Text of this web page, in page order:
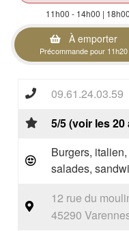
11h00 - 14h00 |
À emporter
Précommande pour 11h20
09.61.24.03.59
5/5 (voir les 20
Burgers,
salades,
12 rue du
45290